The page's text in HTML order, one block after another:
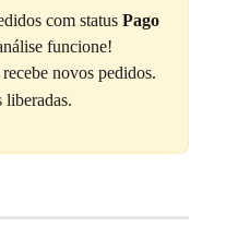
com status Pago
funcione!
novos pedidos.
liberadas.